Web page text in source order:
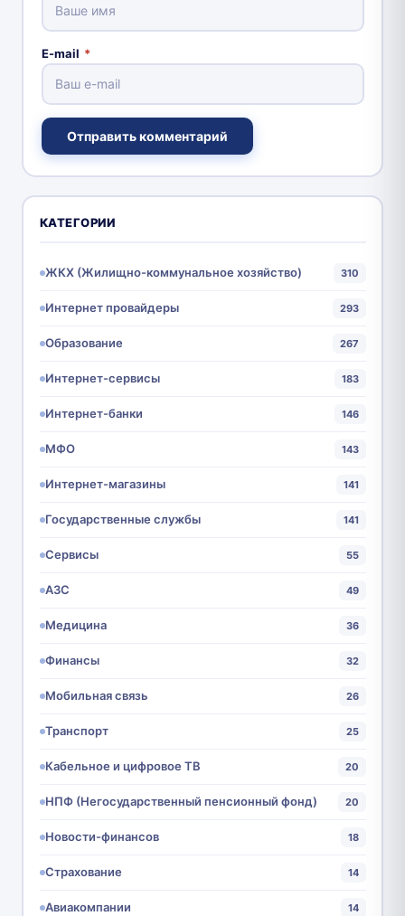
E-mail *
Отправить комментарий
КАТЕГОРИИ
ЖКХ (Жилищно-коммунальное хозяйство) 310
Интернет провайдеры 293
Образование 267
Интернет-сервисы 183
Интернет-банки 146
МФО 143
Интернет-магазины 141
Государственные службы 141
Сервисы 55
АЗС 49
Медицина 36
Финансы 32
Мобильная связь 26
Транспорт 25
Кабельное и цифровое ТВ 20
НПФ (Негосударственный пенсионный фонд) 20
Новости-финансов 18
Страхование 14
Авиакомпании 14